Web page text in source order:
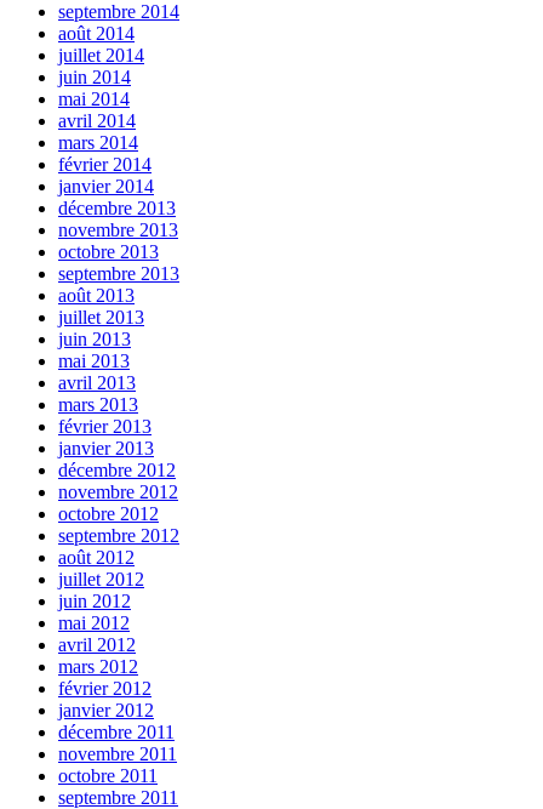
septembre 2014
août 2014
juillet 2014
juin 2014
mai 2014
avril 2014
mars 2014
février 2014
janvier 2014
décembre 2013
novembre 2013
octobre 2013
septembre 2013
août 2013
juillet 2013
juin 2013
mai 2013
avril 2013
mars 2013
février 2013
janvier 2013
décembre 2012
novembre 2012
octobre 2012
septembre 2012
août 2012
juillet 2012
juin 2012
mai 2012
avril 2012
mars 2012
février 2012
janvier 2012
décembre 2011
novembre 2011
octobre 2011
septembre 2011